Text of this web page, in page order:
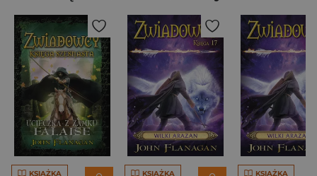
KSIĄŻKA KSIĄŻKA KSIĄŻKA